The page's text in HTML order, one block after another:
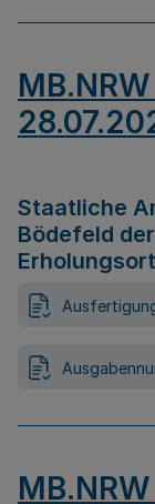
Staatliche
Bödefeld
Erholungsort